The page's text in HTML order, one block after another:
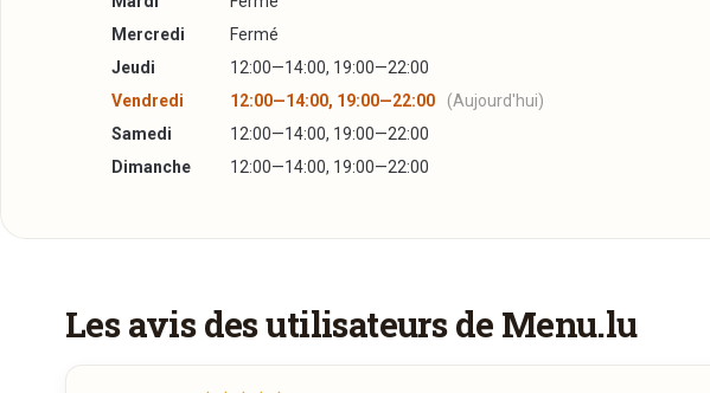
Mercredi
Fermé
Jeudi
12:00—14:00, 19:00—22:00
Vendredi
12:00—14:00, 19:00—22:00
(Aujourd'hui)
Samedi
12:00—14:00, 19:00—22:00
Dimanche
12:00—14:00, 19:00—22:00
AMUSE-BOUCHE À CE PARTAGER À DEUX
Réserver une table
Vous
Les avis des utilisateurs de Menu.lu